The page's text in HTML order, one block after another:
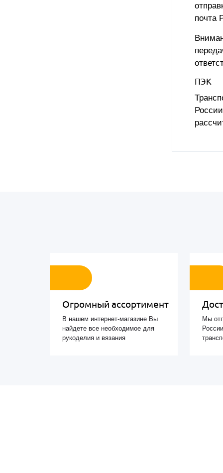
почта
ПЭК
Огромный ассортимент
В нашем интернет-магазине Вы
найдете все необходимое для
рукоделия и вязания
Мы